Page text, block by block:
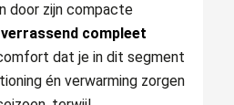
door zijn compacte
compleet
dat je in dit segment
én verwarming zorgen